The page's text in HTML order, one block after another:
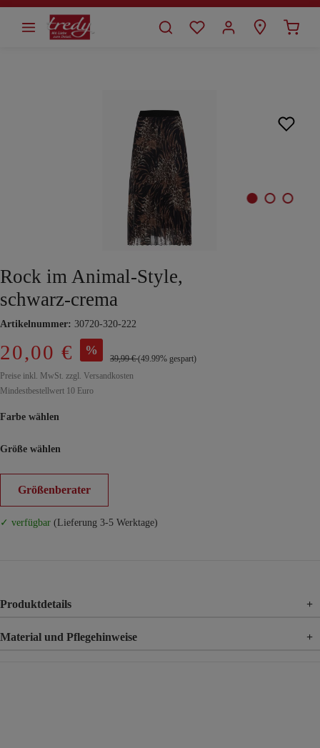
springen
Rock im Animal-Style,
schwarz-crema
Artikelnummer: 30720-320-222
20,00 € %
39,99 €(49.99% gespart)
Preise inkl. MwSt. zzgl. Versandkosten
Mindestbestellwert 10 Euro
Farbe wählen
Größe wählen
Größenberater
✓ verfügbar (Lieferung 3-5 Werktage)
Produktdetails +
Material und Pflegehinweise +